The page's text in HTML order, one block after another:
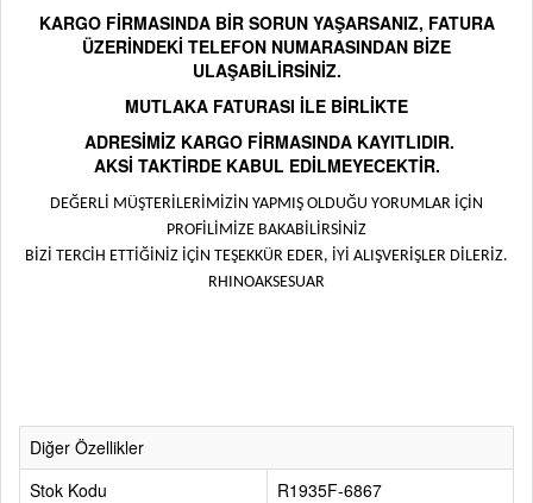
KARGO FİRMASINDA BİR SORUN YAŞARSANIZ, FATURA
ÜZERİNDEKİ TELEFON NUMARASINDAN BİZE
ULAŞABİLİRSİNİZ.
MUTLAKA FATURASI İLE BİRLİKTE
ADRESİMİZ KARGO FİRMASINDA KAYITLIDIR.
AKSİ TAKTİRDE KABUL EDİLMEYECEKTİR.
DEĞERLİ MÜŞTERİLERİMİZİN YAPMIŞ OLDUĞU YORUMLAR İÇİN
PROFİLİMİZE BAKABİLİRSİNİZ
BİZİ TERCİH ETTİĞİNİZ İÇİN TEŞEKKÜR EDER, İYİ ALIŞVERİŞLER DİLERİZ.
RHINOAKSESUAR
Diğer Özellikler
Stok Kodu
R1935F-6867